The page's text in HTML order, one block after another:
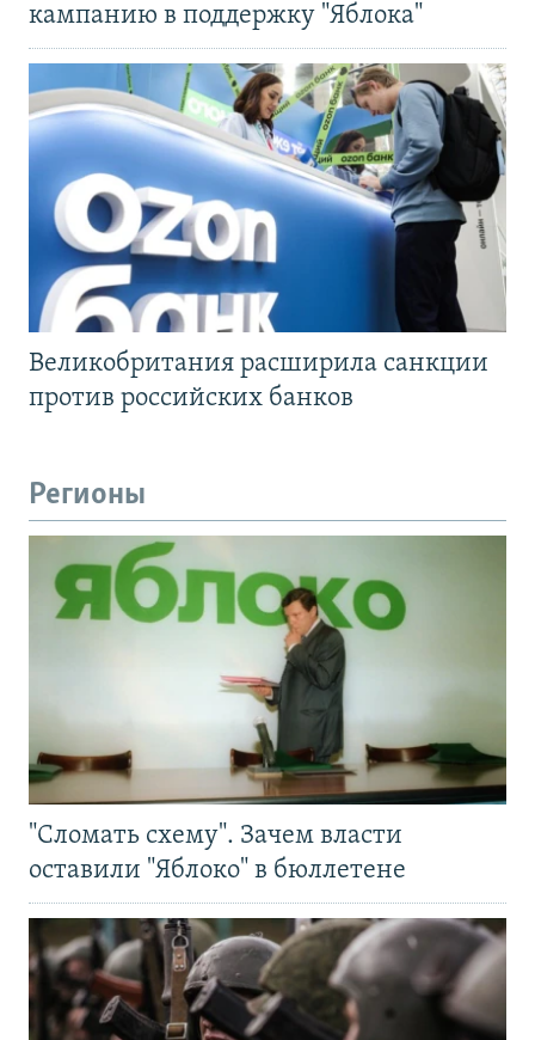
кампанию в поддержку "Яблока"
Великобритания расширила санкции
против российских банков
Регионы
"Сломать схему". Зачем власти
оставили "Яблоко" в бюллетене